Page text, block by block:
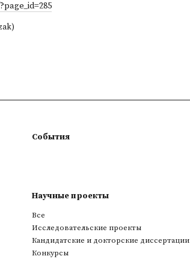
События
Научные проекты
Все
Исследовательские проекты
Кандидатские и докторские диссертации
Конкурсы